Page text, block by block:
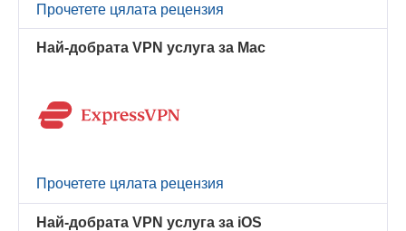
Прочетете цялата рецензия
Най-добрата VPN услуга за Mac
Прочетете цялата рецензия
Най-добрата VPN услуга за iOS